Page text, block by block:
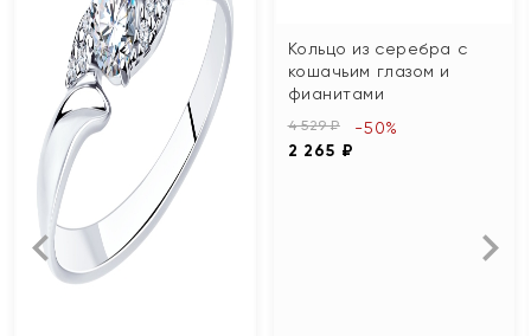
Кольцо из серебра с
кошачьим глазом и
фианитами
4 529 ₽
2 265 ₽
-50%